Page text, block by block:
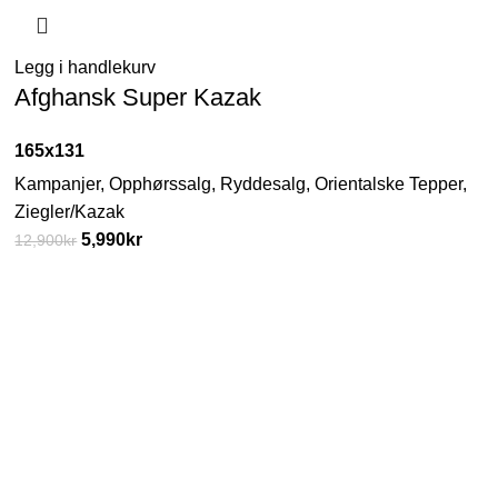
Legg i handlekurv
Afghansk Super Kazak
165x131
Kampanjer,Opphørssalg, Ryddesalg,Orientalske Tepper,
Ziegler/Kazak
12,900kr 5,990kr